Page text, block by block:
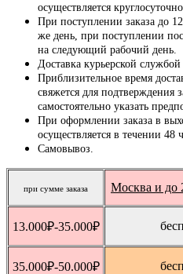
осуществляется
При поступлении заказа до
же день, при поступлении
на следующий рабочий день.
Доставка курьерской
Приблизительное время
свяжется для подтверждения
самостоятельно указать
При оформлении заказа в
осуществляется в течении 48
Самовывоз.
при сумме заказа Москва и
13.000₽-35.000₽
35.000₽-50.000₽